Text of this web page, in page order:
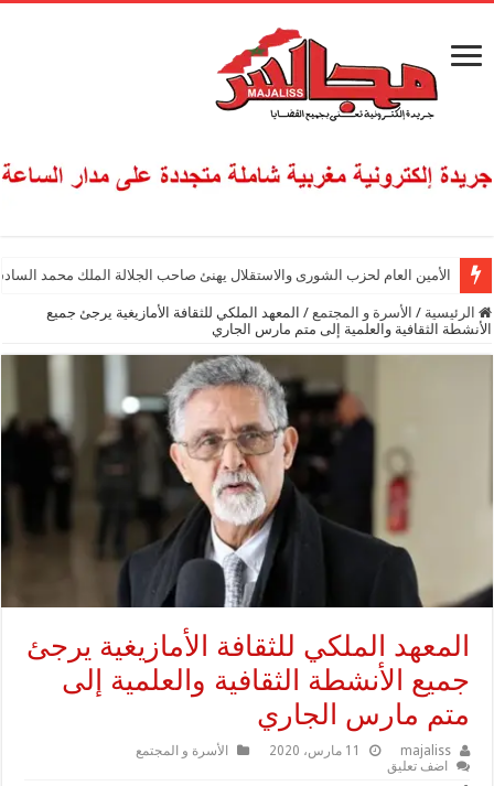
الأمين العام لحزب الشورى والاستقلال يهنئ صاحب الجلالة الملك محمد
الرئيسية / الأسرة و المجتمع / المعهد الملكي للثقافة الأمازيغية يرجئ جميع
الأنشطة الثقافية والعلمية إلى متم مارس الجاري
المعهد الملكي للثقافة الأمازيغية يرجئ
جميع الأنشطة الثقافية والعلمية إلى
متم مارس الجاري
majaliss 11 مارس، 2020
الأسرة و المجتمع
اضف تعليق